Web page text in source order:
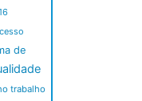
de
trabalho